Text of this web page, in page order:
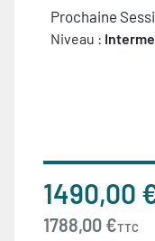
Prochaine
Niveau :
1490,00
1788,00 €TTC